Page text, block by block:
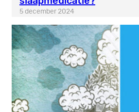
5 december 2024